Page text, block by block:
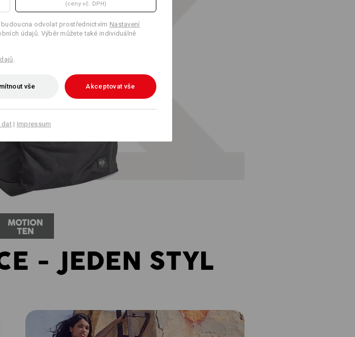
- JEDEN STYL
(ceny vč. DPH)
odvolat prostřednictvím Nastavení
údajů. Výběr můžete také individuálně
.
vše Akceptovat vše
dat| Impressum